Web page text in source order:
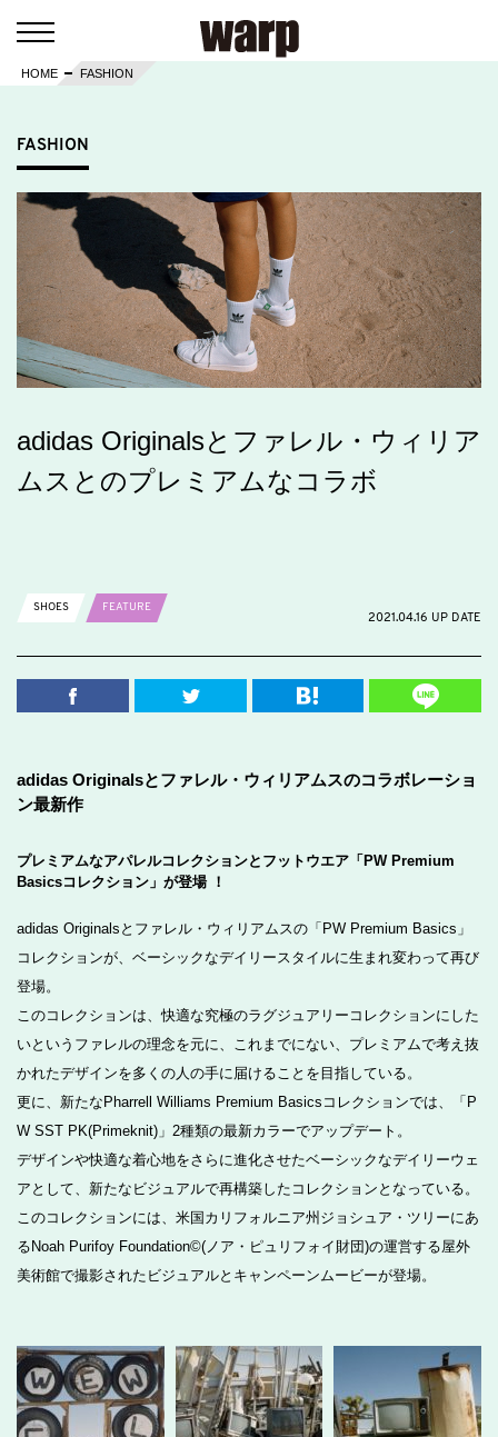
HOME FASHION
FASHION
adidas Originalsとファレル・ウィリア
ムスとのプレミアムなコラボ
SHOES
FEATURE
2021.04.16 UP DATE
adidas Originalsとファレル・ウィリアムスのコラボレーショ
ン最新作
プレミアムなアパレルコレクションとフットウエア「PW Premium
Basicsコレクション」が登場 ！
adidas Originalsとファレル・ウィリアムスの「PW Premium Basics」
コレクションが、ベーシックなデイリースタイルに生まれ変わって再び
登場。
このコレクションは、快適な究極のラグジュアリーコレクションにした
いというファレルの理念を元に、これまでにない、プレミアムで考え抜
かれたデザインを多くの人の手に届けることを目指している。
更に、新たなPharrell Williams Premium Basicsコレクションでは、「P
W SST PK(Primeknit)」2種類の最新カラーでアップデート。
デザインや快適な着心地をさらに進化させたベーシックなデイリーウェ
アとして、新たなビジュアルで再構築したコレクションとなっている。
このコレクションには、米国カリフォルニア州ジョシュア・ツリーにあ
るNoah Purifoy Foundation©(ノア・ピュリフォイ財団)の運営する屋外
美術館で撮影されたビジュアルとキャンペーンムービーが登場。